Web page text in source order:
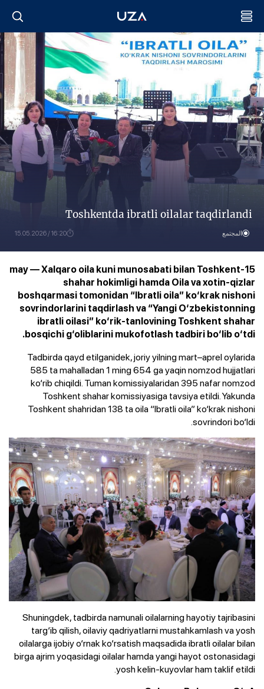
Toshkentda ibratli oilalar taqdirlandi
المجتمع 16:20 / 15.05.2026
15-may — Xalqaro oila kuni munosabati bilan Toshkent
shahar hokimligi hamda Oila va xotin-qizlar
boshqarmasi tomonidan “Ibratli oila” ko‘krak nishoni
sovrindorlarini taqdirlash va “Yangi O‘zbekistonning
ibratli oilasi” ko‘rik-tanlovining Toshkent shahar
bosqichi g‘oliblarini mukofotlash tadbiri bo‘lib o‘tdi.
Tadbirda qayd etilganidek, joriy yilning mart–aprel oylarida
585 ta mahalladan 1 ming 654 ga yaqin nomzod hujjatlari
ko‘rib chiqildi. Tuman komissiyalaridan 395 nafar nomzod
Toshkent shahar komissiyasiga tavsiya etildi. Yakunda
Toshkent shahridan 138 ta oila “Ibratli oila” ko‘krak nishoni
sovrindori bo‘ldi.
Shuningdek, tadbirda namunali oilalarning hayotiy tajribasini
targ‘ib qilish, oilaviy qadriyatlarni mustahkamlash va yosh
oilalarga ijobiy o‘rnak ko‘rsatish maqsadida ibratli oilalar bilan
birga ajrim yoqasidagi oilalar hamda yangi hayot ostonasidagi
yosh kelin-kuyovlar ham taklif etildi.